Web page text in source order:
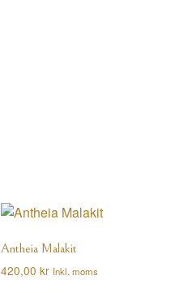
Antheia Malakit
420,00 kr Inkl. moms